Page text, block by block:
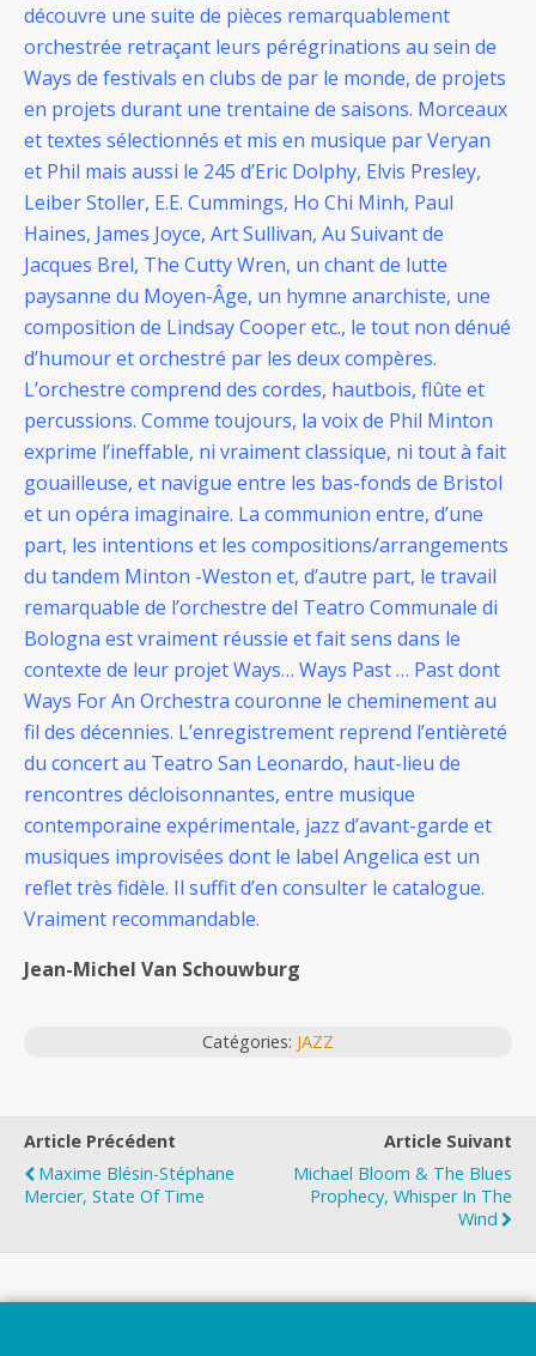
découvre une suite de pièces remarquablement
orchestrée retraçant leurs pérégrinations au sein de
Ways de festivals en clubs de par le monde, de projets
en projets durant une trentaine de saisons. Morceaux
et textes sélectionnés et mis en musique par Veryan
et Phil mais aussi le 245 d’Eric Dolphy, Elvis Presley,
Leiber Stoller, E.E. Cummings, Ho Chi Minh, Paul
Haines, James Joyce, Art Sullivan, Au Suivant de
Jacques Brel, The Cutty Wren, un chant de lutte
paysanne du Moyen-Âge, un hymne anarchiste, une
composition de Lindsay Cooper etc., le tout non dénué
d’humour et orchestré par les deux compères.
L’orchestre comprend des cordes, hautbois, flûte et
percussions. Comme toujours, la voix de Phil Minton
exprime l’ineffable, ni vraiment classique, ni tout à fait
gouailleuse, et navigue entre les bas-fonds de Bristol
et un opéra imaginaire. La communion entre, d’une
part, les intentions et les compositions/arrangements
du tandem Minton -Weston et, d’autre part, le travail
remarquable de l’orchestre del Teatro Communale di
Bologna est vraiment réussie et fait sens dans le
contexte de leur projet Ways… Ways Past … Past dont
Ways For An Orchestra couronne le cheminement au
fil des décennies. L’enregistrement reprend l’entièreté
du concert au Teatro San Leonardo, haut-lieu de
rencontres décloisonnantes, entre musique
contemporaine expérimentale, jazz d’avant-garde et
musiques improvisées dont le label Angelica est un
reflet très fidèle. Il suffit d’en consulter le catalogue.
Vraiment recommandable.
Jean-Michel Van Schouwburg
Catégories: JAZZ
Article Précédent
Maxime Blésin-Stéphane
Mercier, State Of Time
Article Suivant
Michael Bloom & The Blues
Prophecy, Whisper In The
Wind